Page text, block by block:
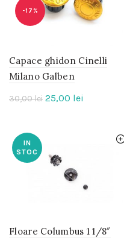
-17%
Capace ghidon Cinelli
Milano Galben
30,00lei Prețul
30,00 lei.
25,00 lei
25,00 lei.
IN
STOC
Floare Columbus 1 1/8″